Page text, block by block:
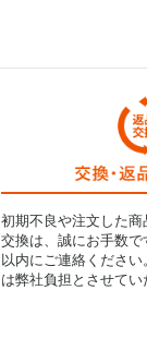
初期不良や注文した商
交換は、誠にお手数で
以内にご連絡くださ
は弊社負担とさせてい